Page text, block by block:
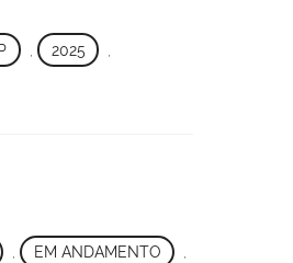
2025
EM ANDAMENTO